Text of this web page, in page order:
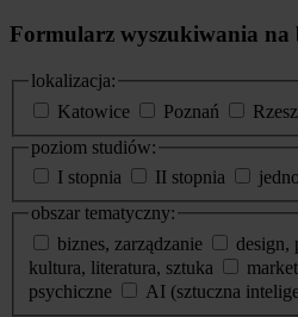
Formularz wyszukiwania na
lokalizacja:
Katowice
Poznań
poziom studiów:
I stopnia
II stopnia
obszar tematyczny:
biznes, zarządzanie
design,
kultura, literatura, sztuka
psychiczne
AI (sztuczna